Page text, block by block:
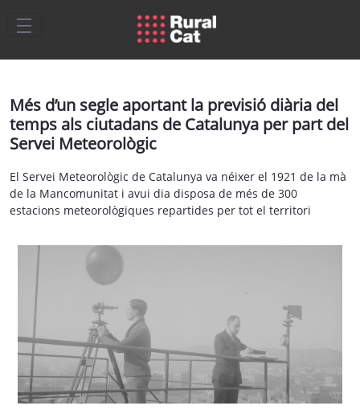
Salta al contingut principal
Més d’un segle aportant la previsió diària del
temps als ciutadans de Catalunya per part del
Servei Meteorològic
El Servei Meteorològic de Catalunya va néixer el 1921 de la mà
de la Mancomunitat i avui dia disposa de més de 300
estacions meteorològiques repartides per tot el territori